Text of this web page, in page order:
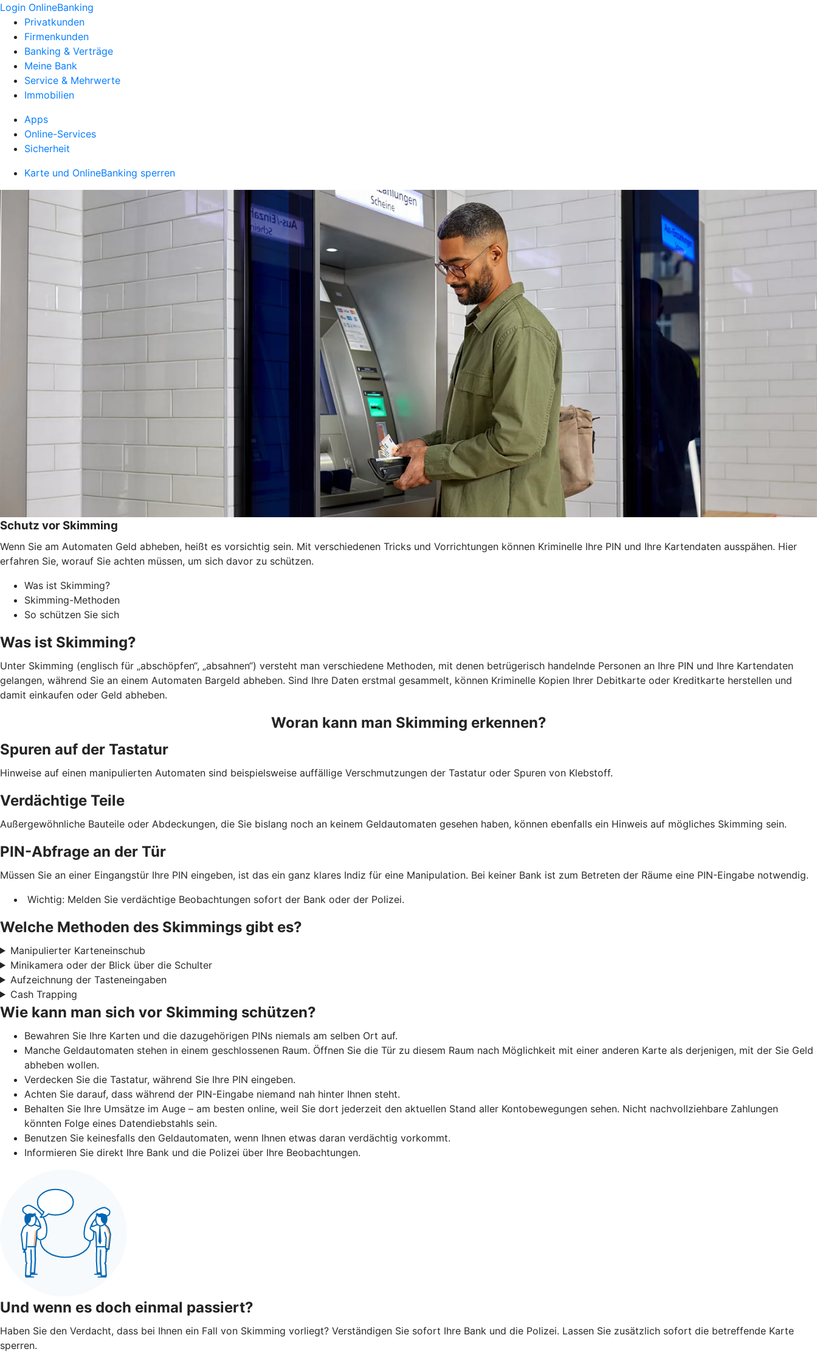
Login OnlineBanking
Privatkunden
Firmenkunden
Banking & Verträge
Meine Bank
Service & Mehrwerte
Immobilien
Apps
Online-Services
Sicherheit
Karte und OnlineBanking sperren
Schutz vor Skimming
Wenn Sie am Automaten Geld abheben, heißt es vorsichtig sein. Mit verschiedenen Tricks und Vorrichtungen können Kriminelle Ihre PIN und Ihre Kartendaten ausspähen. Hier
erfahren Sie, worauf Sie achten müssen, um sich davor zu schützen.
Was ist Skimming?
Skimming-Methoden
So schützen Sie sich
Was ist Skimming?
Unter Skimming (englisch für „abschöpfen“, „absahnen“) versteht man verschiedene Methoden, mit denen betrügerisch handelnde Personen an Ihre PIN und Ihre Kartendaten
gelangen, während Sie an einem Automaten Bargeld abheben. Sind Ihre Daten erstmal gesammelt, können Kriminelle Kopien Ihrer Debitkarte oder Kreditkarte herstellen und
damit einkaufen oder Geld abheben.
Woran kann man Skimming erkennen?
Spuren auf der Tastatur
Hinweise auf einen manipulierten Automaten sind beispielsweise auffällige Verschmutzungen der Tastatur oder Spuren von Klebstoff.
Verdächtige Teile
Außergewöhnliche Bauteile oder Abdeckungen, die Sie bislang noch an keinem Geldautomaten gesehen haben, können ebenfalls ein Hinweis auf mögliches Skimming sein.
PIN-Abfrage an der Tür
Müssen Sie an einer Eingangstür Ihre PIN eingeben, ist das ein ganz klares Indiz für eine Manipulation. Bei keiner Bank ist zum Betreten der Räume eine PIN-Eingabe notwendig.
Wichtig: Melden Sie verdächtige Beobachtungen sofort der Bank oder der Polizei.
Welche Methoden des Skimmings gibt es?
Manipulierter Karteneinschub
Minikamera oder der Blick über die Schulter
Aufzeichnung der Tasteneingaben
Cash Trapping
Wie kann man sich vor Skimming schützen?
Bewahren Sie Ihre Karten und die dazugehörigen PINs niemals am selben Ort auf.
Manche Geldautomaten stehen in einem geschlossenen Raum. Öffnen Sie die Tür zu diesem Raum nach Möglichkeit mit einer anderen Karte als derjenigen, mit der Sie Geld
abheben wollen.
Verdecken Sie die Tastatur, während Sie Ihre PIN eingeben.
Achten Sie darauf, dass während der PIN-Eingabe niemand nah hinter Ihnen steht.
Behalten Sie Ihre Umsätze im Auge – am besten online, weil Sie dort jederzeit den aktuellen Stand aller Kontobewegungen sehen. Nicht nachvollziehbare Zahlungen
könnten Folge eines Datendiebstahls sein.
Benutzen Sie keinesfalls den Geldautomaten, wenn Ihnen etwas daran verdächtig vorkommt.
Informieren Sie direkt Ihre Bank und die Polizei über Ihre Beobachtungen.
Und wenn es doch einmal passiert?
Haben Sie den Verdacht, dass bei Ihnen ein Fall von Skimming vorliegt? Verständigen Sie sofort Ihre Bank und die Polizei. Lassen Sie zusätzlich sofort die betreffende Karte
sperren.